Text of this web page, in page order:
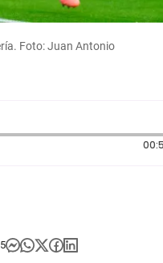
Foto: Juan Antonio